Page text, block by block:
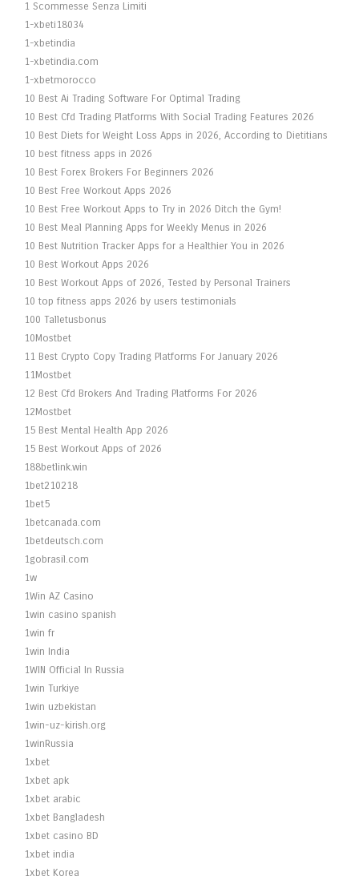
1 Scommesse Senza Limiti
1-xbeti18034
1-xbetindia
1-xbetindia.com
1-xbetmorocco
10 Best Ai Trading Software For Optimal Trading
10 Best Cfd Trading Platforms With Social Trading Features 2026
10 Best Diets for Weight Loss Apps in 2026, According to Dietitians
10 best fitness apps in 2026
10 Best Forex Brokers For Beginners 2026
10 Best Free Workout Apps 2026
10 Best Free Workout Apps to Try in 2026 Ditch the Gym!
10 Best Meal Planning Apps for Weekly Menus in 2026
10 Best Nutrition Tracker Apps for a Healthier You in 2026
10 Best Workout Apps 2026
10 Best Workout Apps of 2026, Tested by Personal Trainers
10 top fitness apps 2026 by users testimonials
100 Talletusbonus
10Mostbet
11 Best Crypto Copy Trading Platforms For January 2026
11Mostbet
12 Best Cfd Brokers And Trading Platforms For 2026
12Mostbet
15 Best Mental Health App 2026
15 Best Workout Apps of 2026
188betlink.win
1bet210218
1bet5
1betcanada.com
1betdeutsch.com
1gobrasil.com
1w
1Win AZ Casino
1win casino spanish
1win fr
1win India
1WIN Official In Russia
1win Turkiye
1win uzbekistan
1win-uz-kirish.org
1winRussia
1xbet
1xbet apk
1xbet arabic
1xbet Bangladesh
1xbet casino BD
1xbet india
1xbet Korea